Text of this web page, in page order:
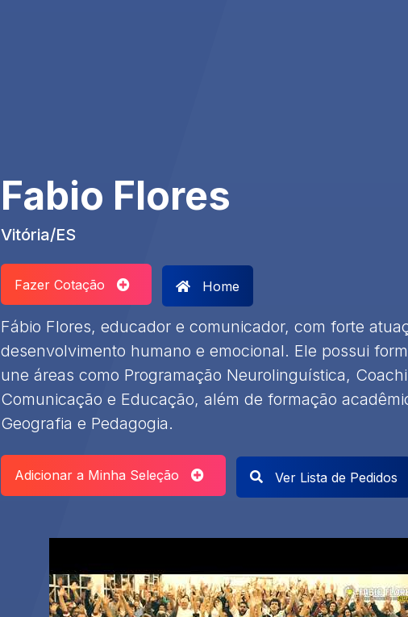
Fabio Flores
Vitória/ES
Fazer Cotação Home
Fábio Flores, educador e comunicador, com forte
desenvolvimento humano e emocional. Ele possui
une áreas como Programação Neurolinguística,
Comunicação e Educação, além de formação
Geografia e Pedagogia.
Adicionar a Minha Seleção Ver Lista de Pedidos